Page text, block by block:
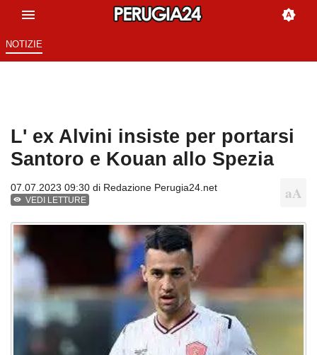
NOTIZIE
L' ex Alvini insiste per portarsi
Santoro e Kouan allo Spezia
07.07.2023 09:30 di Redazione Perugia24.net
VEDI LETTURE